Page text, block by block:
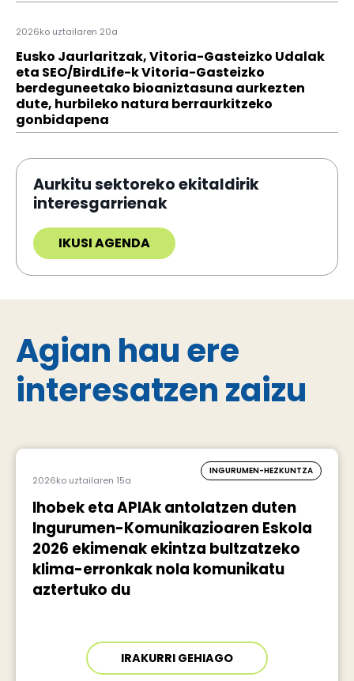
2026ko uztailaren 20a
Eusko Jaurlaritzak, Vitoria-Gasteizko Udalak
eta SEO/BirdLife-k Vitoria-Gasteizko
berdeguneetako bioaniztasuna aurkezten
dute, hurbileko natura berraurkitzeko
gonbidapena
Aurkitu sektoreko ekitaldirik
interesgarrienak
IKUSI AGENDA
Agian hau ere
interesatzen zaizu
2026ko uztailaren 15a
INGURUMEN-HEZKUNTZA
Ihobek eta APIAk antolatzen duten
Ingurumen-Komunikazioaren Eskola
2026 ekimenak ekintza bultzatzeko
klima-erronkak nola komunikatu
aztertuko du
IRAKURRI GEHIAGO